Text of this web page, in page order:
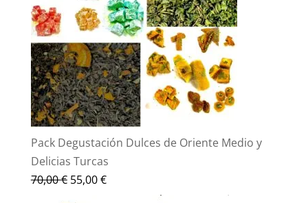
Pack Degustación Dulces de Oriente Medio y
Delicias Turcas
70,00€ El
55,00€El